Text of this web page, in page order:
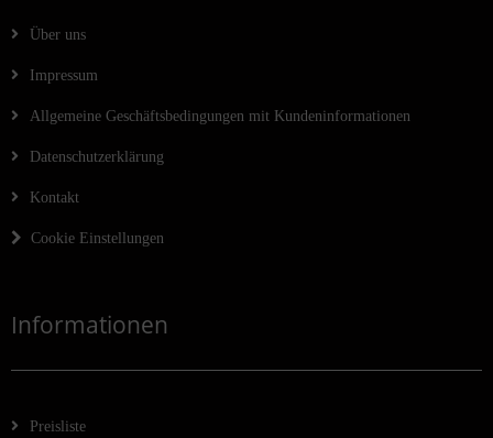
Über uns
Impressum
Allgemeine Geschäftsbedingungen mit Kundeninformationen
Datenschutzerklärung
Kontakt
Cookie Einstellungen
Informationen
Preisliste